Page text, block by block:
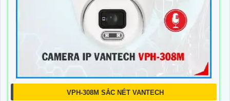
VPH-308M SẮC NÉT VANTECH